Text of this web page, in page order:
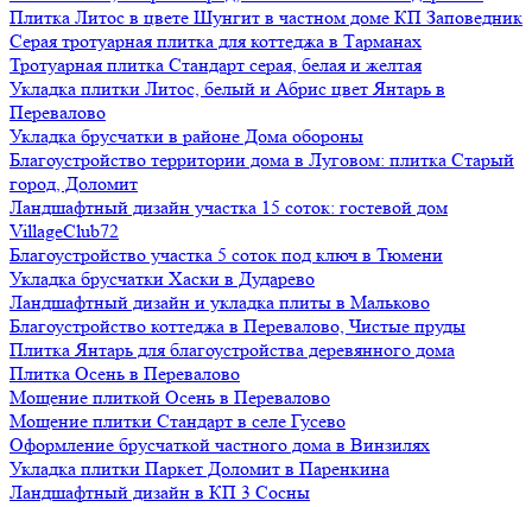
Плитка Литос в цвете Шунгит в частном доме КП Заповедник
Серая тротуарная плитка для коттеджа в Тарманах
Тротуарная плитка Стандарт серая, белая и желтая
Укладка плитки Литос, белый и Абрис цвет Янтарь в
Перевалово
Укладка брусчатки в районе Дома обороны
Благоустройство территории дома в Луговом: плитка Старый
город, Доломит
Ландшафтный дизайн участка 15 соток: гостевой дом
VillageClub72
Благоустройство участка 5 соток под ключ в Тюмени
Укладка брусчатки Хаски в Дударево
Ландшафтный дизайн и укладка плиты в Мальково
Благоустройство коттеджа в Перевалово, Чистые пруды
Плитка Янтарь для благоустройства деревянного дома
Плитка Осень в Перевалово
Мощение плиткой Осень в Перевалово
Мощение плитки Стандарт в селе Гусево
Оформление брусчаткой частного дома в Винзилях
Укладка плитки Паркет Доломит в Паренкина
Ландшафтный дизайн в КП 3 Сосны